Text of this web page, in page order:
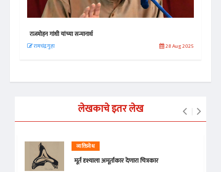
राजमोहन गांधी यांच्या सन्मानार्थ
रामचंद्र गुहा 28 Aug 2025
लेखकाचे इतर लेख
व्यक्तिवेध
मूर्त दृश्याला अमूर्ताकार देणारा चित्रकार